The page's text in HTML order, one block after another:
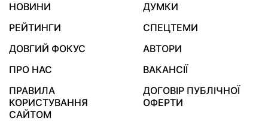
НОВИНИ
ДУМКИ
РЕЙТИНГИ
СПЕЦТЕМИ
ДОВГИЙ ФОКУС
АВТОРИ
ПРО НАС
ВАКАНСІЇ
ПРАВИЛА
КОРИСТУВАННЯ
САЙТОМ
ДОГОВІР ПУБЛІЧНОЇ
ОФЕРТИ